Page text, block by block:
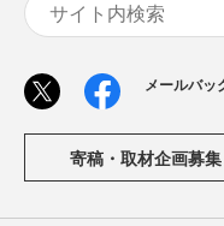
メールバッ
寄稿・取材企画募集